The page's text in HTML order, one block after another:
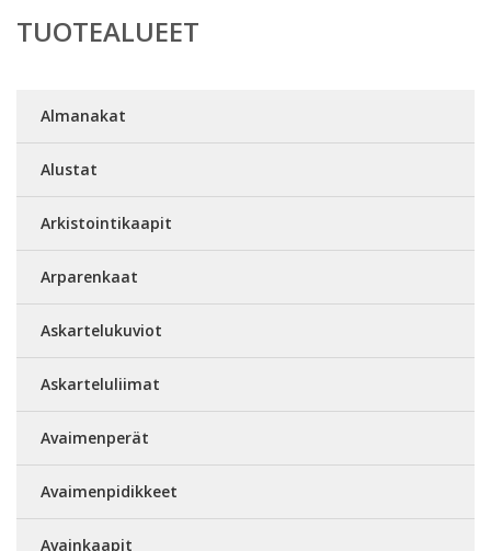
TUOTEALUEET
Almanakat
Alustat
Arkistointikaapit
Arparenkaat
Askartelukuviot
Askarteluliimat
Avaimenperät
Avaimenpidikkeet
Avainkaapit